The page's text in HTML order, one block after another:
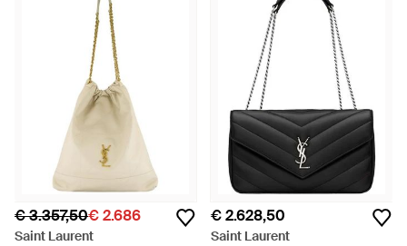
€ 3.357,50€ 2.686
Saint Laurent
€ 2.628,50
Saint Laurent